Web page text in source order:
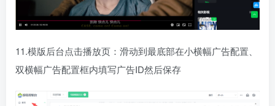
11.模版后台点击播放页：滑动到最底部在小横幅广告配置、
双横幅广告配置框内填写广告ID然后保存